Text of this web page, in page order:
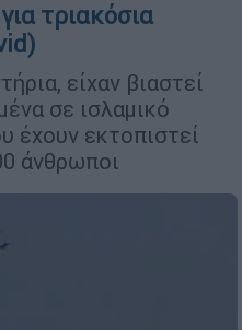
τριακόσια
είχαν βιαστεί
σε ισλαμικό
έχουν εκτοπιστεί
άνθρωποι